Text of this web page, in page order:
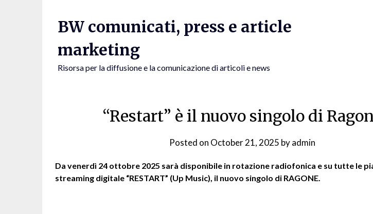
BW comunicati, press e article
marketing
Risorsa per la diffusione e la comunicazione di articoli e news
“Restart” è il nuovo singolo di
Posted on October 21, 2025 byadmin
Da venerdì 24 ottobre 2025 sarà disponibile in rotazione radiofonica e su tutte le
streaming digitale “RESTART” (Up Music), il nuovo singolo di RAGONE.